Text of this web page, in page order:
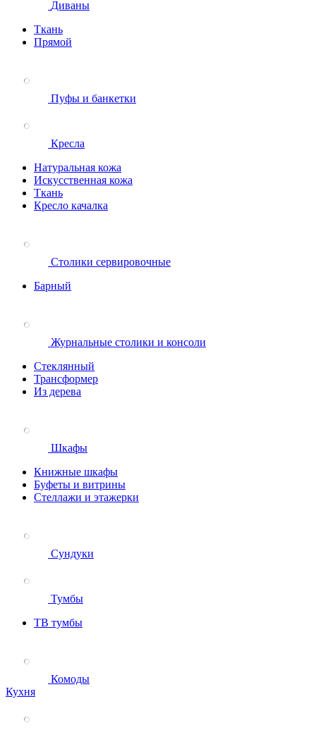
Диваны
Ткань
Прямой
Пуфы и банкетки
Кресла
Натуральная кожа
Искусственная кожа
Ткань
Кресло качалка
Столики сервировочные
Барный
Журнальные столики и консоли
Стеклянный
Трансформер
Из дерева
Шкафы
Книжные шкафы
Буфеты и витрины
Стеллажи и этажерки
Сундуки
Тумбы
ТВ тумбы
Комоды
Кухня